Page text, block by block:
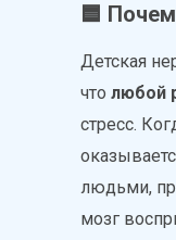
🟦
Детская
что любой
стресс.
людьми,
мозг